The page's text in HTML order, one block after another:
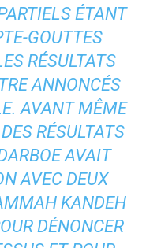
ÉTANT
GOUTTES
RÉSULTATS
ANNONCÉS
AVANT MÊME
RÉSULTATS
AVAIT
AVEC DEUX
KANDEH
DÉNONCER